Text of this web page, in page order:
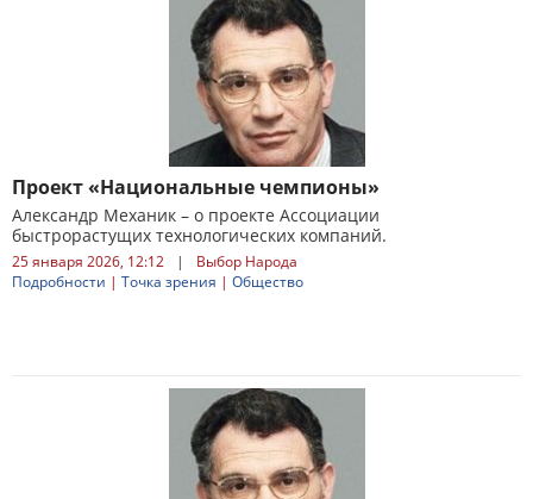
Проект «Национальные чемпионы»
Александр Механик – о проекте Ассоциации
быстрорастущих технологических компаний.
25 января 2026, 12:12 |
Выбор Народа
Подробности | Точка зрения | Общество